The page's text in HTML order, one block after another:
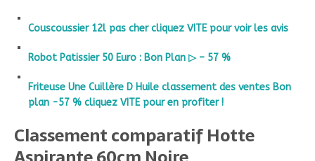
Couscoussier 12l pas cher cliquez VITE pour voir les avis
Robot Patissier 50 Euro : Bon Plan ▷ – 57 %
Friteuse Une Cuillère D Huile classement des ventes Bon
plan -57 % cliquez VITE pour en profiter !
Classement comparatif Hotte